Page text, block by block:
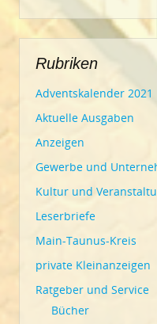
Rubriken
Adventskalender 2021
Aktuelle Ausgaben
Anzeigen
Gewerbe und
Kultur und
Leserbriefe
Main-Taunus-Kreis
private Kleinanzeigen
Ratgeber und Service
Bücher